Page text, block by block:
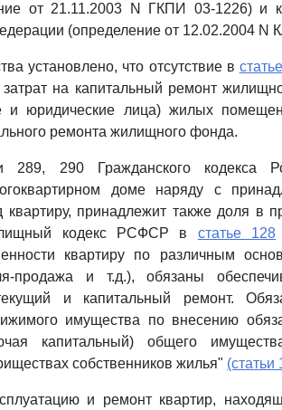
от 21.11.2003 N ГКПИ 03-1226) и
(определение от 12.02.2004 N
установлено, что отсутствие в
на капитальный ремонт
и юридические лица) жилых
ремонта жилищного фонда.
289, 290 Гражданского кодекса
доме наряду с
принадлежит также доля в
кодекс РСФСР в статье 128
квартиру по различным
продажа и т.д.), обязаны
и капитальный ремонт.
имущества по внесению
капитальный) общего
собственников жилья" (статьи
и ремонт квартир,